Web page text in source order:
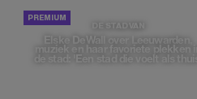
DE STAD VAN
Elske DeWall over Leeuwarden,
muziek en haar favoriete plekken in
de stad: 'Een stad die voelt als thuis'